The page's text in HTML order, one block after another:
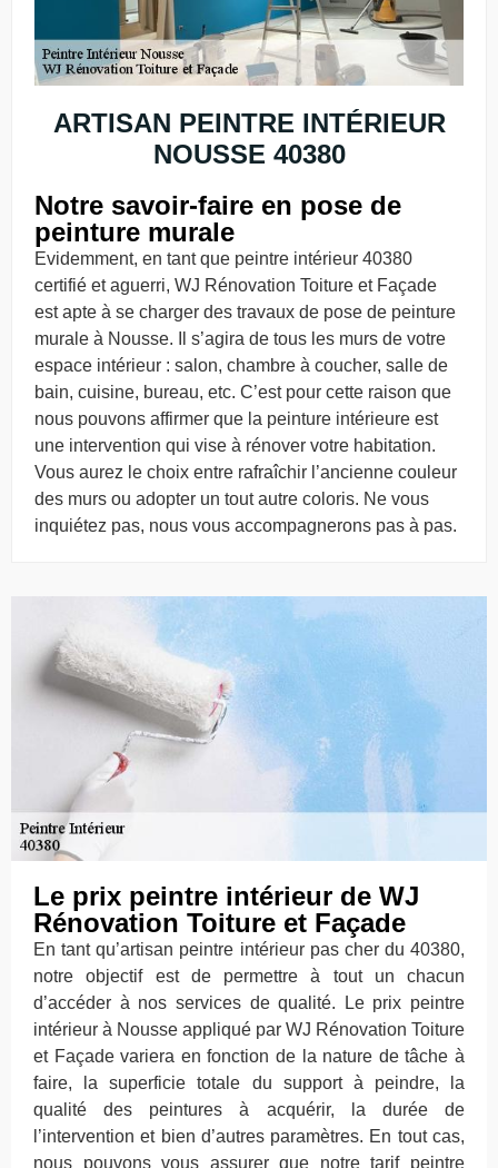
ARTISAN PEINTRE INTÉRIEUR
NOUSSE 40380
Notre savoir-faire en pose de
peinture murale
Evidemment, en tant que peintre intérieur 40380
certifié et aguerri, WJ Rénovation Toiture et Façade
est apte à se charger des travaux de pose de peinture
murale à Nousse. Il s’agira de tous les murs de votre
espace intérieur : salon, chambre à coucher, salle de
bain, cuisine, bureau, etc. C’est pour cette raison que
nous pouvons affirmer que la peinture intérieure est
une intervention qui vise à rénover votre habitation.
Vous aurez le choix entre rafraîchir l’ancienne couleur
des murs ou adopter un tout autre coloris. Ne vous
inquiétez pas, nous vous accompagnerons pas à pas.
Le prix peintre intérieur de WJ
Rénovation Toiture et Façade
En tant qu’artisan peintre intérieur pas cher du 40380,
notre objectif est de permettre à tout un chacun
d’accéder à nos services de qualité. Le prix peintre
intérieur à Nousse appliqué par WJ Rénovation Toiture
et Façade variera en fonction de la nature de tâche à
faire, la superficie totale du support à peindre, la
qualité des peintures à acquérir, la durée de
l’intervention et bien d’autres paramètres. En tout cas,
nous pouvons vous assurer que notre tarif peintre